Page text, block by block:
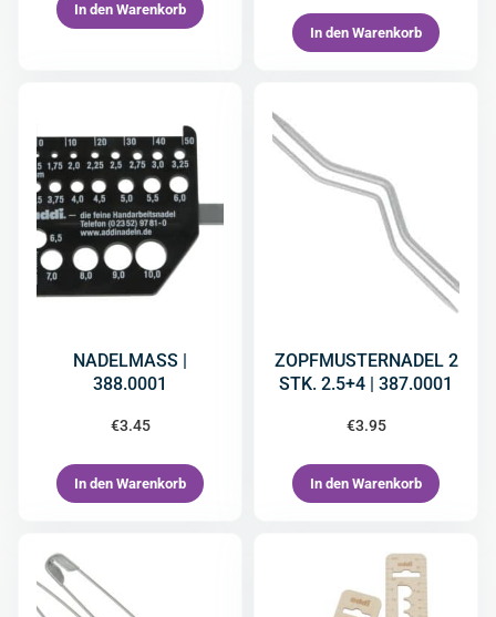
In den Warenkorb
In den Warenkorb
NADELMASS |
388.0001
€3.45
In den Warenkorb
ZOPFMUSTERNADEL 2
STK. 2.5+4 | 387.0001
€3.95
In den Warenkorb